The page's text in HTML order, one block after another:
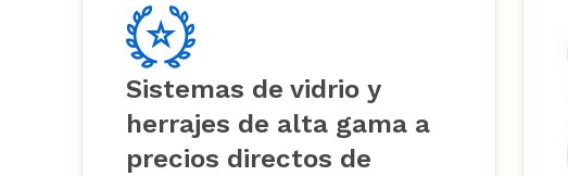
Sistemas de vidrio y
herrajes de alta gama a
precios directos de